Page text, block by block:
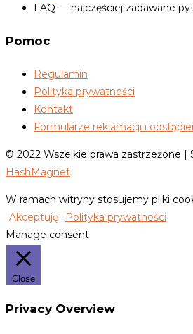
FAQ — najczęściej zadawane
Pomoc
Regulamin
Polityka prywatności
Kontakt
Formularze reklamacji i
© 2022 Wszelkie prawa zastrzeżone |
HashMagnet
W ramach witryny stosujemy pliki
Akceptuję
Polityka prywatności
Manage consent
Close
Privacy Overview